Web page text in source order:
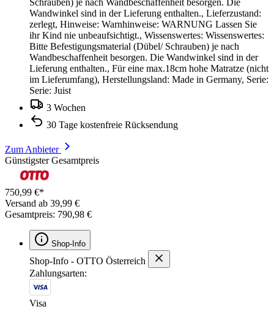
Wandwinkel sind in der Lieferung enthalten., Lieferzustand:
zerlegt, Hinweise: Warnhinweise: WARNUNG Lassen Sie
ihr Kind nie unbeaufsichtigt., Wissenswertes: Wissenswertes:
Bitte Befestigungsmaterial (Dübel/ Schrauben) je nach
Wandbeschaffenheit besorgen. Die Wandwinkel sind in der
Lieferung enthalten., Für eine max.18cm hohe Matratze (nicht
im Lieferumfang), Herstellungsland: Made in Germany, Serie:
Serie: Juist
3 Wochen
30 Tage kostenfreie Rücksendung
Zum Anbieter
Günstigster Gesamtpreis
750,99 €*
Versand ab 39,99 €
Gesamtpreis: 790,98 €
Shop-Info
Shop-Info - OTTO Österreich
Zahlungsarten:
Visa